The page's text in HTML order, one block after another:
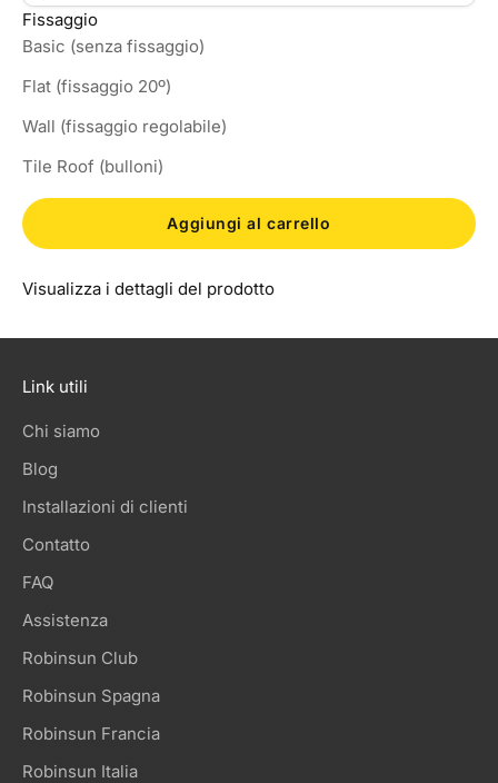
Fissaggio
Basic (senza fissaggio)
Flat (fissaggio 20º)
Wall (fissaggio regolabile)
Tile Roof (bulloni)
Aggiungi al carrello
Visualizza i dettagli del prodotto
Link utili
Chi siamo
Blog
Installazioni di clienti
Contatto
FAQ
Assistenza
Robinsun Club
Robinsun Spagna
Robinsun Francia
Robinsun Italia